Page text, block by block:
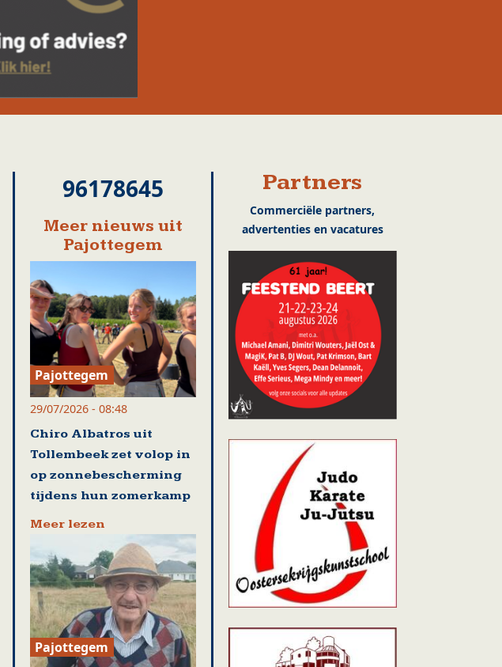
96178645
Meer nieuws uit
Pajottegem
Pajottegem
29/07/2026 - 08:48
Chiro Albatros uit
Tollembeek zet volop in
op zonnebescherming
tijdens hun zomerkamp
Meer lezen
Pajottegem
Partners
Commerciële partners,
advertenties en vacatures